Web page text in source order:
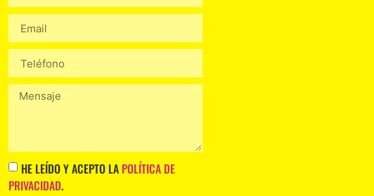
HE LEÍDO Y ACEPTO LA POLÍTICA DE
PRIVACIDAD.